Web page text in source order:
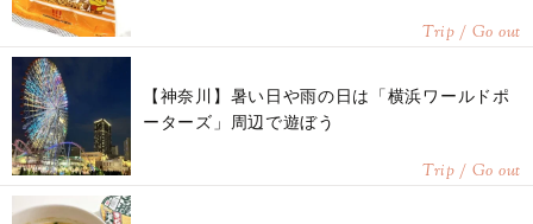
Trip / Go out
【神奈川】暑い日や雨の日は「横浜ワールドポ
ーターズ」周辺で遊ぼう
Trip / Go out